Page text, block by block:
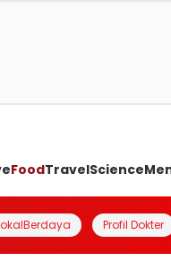
FoodTravelScience
Profil Dokter